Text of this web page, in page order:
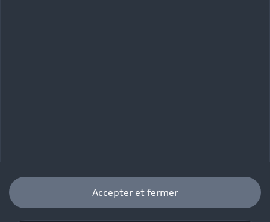
Accepter et fermer